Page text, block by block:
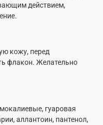
действием,
кожу, перед
флакон. Желательно
гуаровая
аллантоин, пантенол,